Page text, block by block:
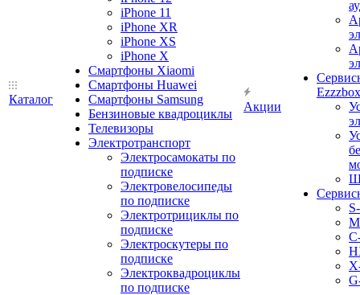
Каталог
iPhone 11
iPhone XR
iPhone XS
iPhone X
Смартфоны Xiaomi
Смартфоны Huawei
Смартфоны Samsung
Бензиновые квадроциклы
Телевизоры
Электротранспорт
Электросамокаты по
подписке
Электровелосипеды
по подписке
Электротрициклы по
подписке
Электроскутеры по
подписке
Электроквадроциклы
по подписке
Акции
Ezzzbox